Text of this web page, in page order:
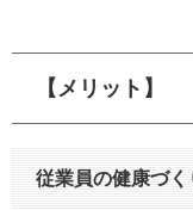
【メリット】
従業員の健康づく